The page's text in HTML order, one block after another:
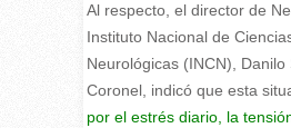
Al respecto, el director de
Instituto Nacional de
Neurológicas (INCN), Danilo
Coronel, indicó que esta
por el estrés diario, la